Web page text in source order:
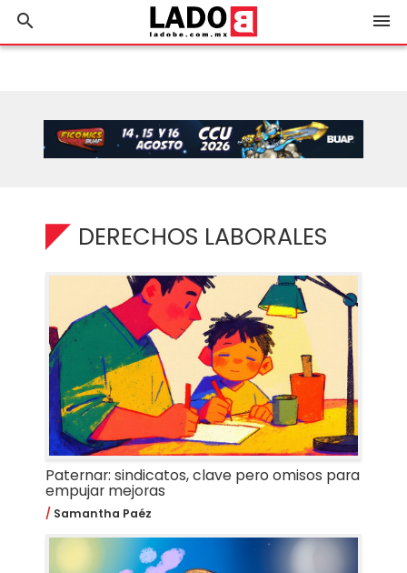
search menu
DERECHOS LABORALES
Paternar: sindicatos, clave pero omisos para
empujar mejoras
Samantha Paéz